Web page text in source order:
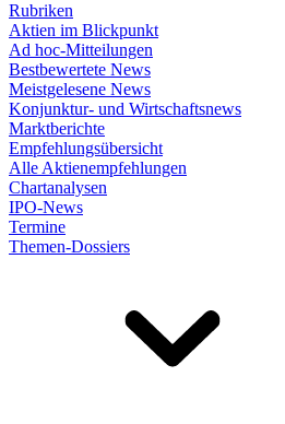
Rubriken
Aktien im Blickpunkt
Ad hoc-Mitteilungen
Bestbewertete News
Meistgelesene News
Konjunktur- und Wirtschaftsnews
Marktberichte
Empfehlungsübersicht
Alle Aktienempfehlungen
Chartanalysen
IPO-News
Termine
Themen-Dossiers